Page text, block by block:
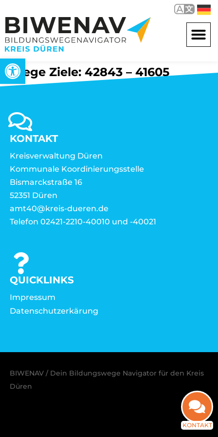
Werkzeugleiste öffnen
Wege Ziele: 42843 – 41605
KONTAKT
Kreisverwaltung Düren
Kommunale Koordinierungsstelle
Bismarckstraße 16
52351 Düren
amt40@kreis-dueren.de
Telefon 02421-2210-40010 und -40021
QUICKLINKS
Impressum
Datenschutzerkärung
BIWENAV / Dein Bildungswege Navigator für den Kreis
Düren
KONTAKT